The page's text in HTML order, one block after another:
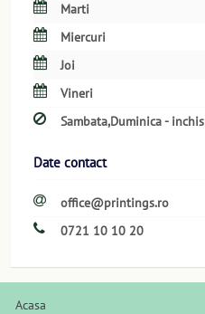
Marti
Miercuri
Joi
Vineri
Sambata,Duminica - inchis
Date contact
office@printings.ro
0721 10 10 20
Acasa